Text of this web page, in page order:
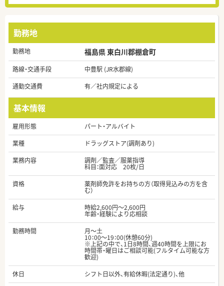
勤務地
勤務地 福島県 東白川郡棚倉町
路線・交通手段
中豊駅 (JR水郡線)
通勤交通費
有／社内規定による
基本情報
雇用形態
パート・アルバイト
業種
ドラッグストア(調剤あり)
業務内容
調剤／監査／服薬指導
科目：面対応 20枚/日
資格
薬剤師免許をお持ちの方（取得見込みの方を含
む）
給与
時給2,600円～2,600円
年齢・経験により応相談
勤務時間
月～土
10：00～19：00(休憩60分)
※上記の中で、1日8時間、週40時間を上限にお
時間帯・曜日はご相談可能(フルタイム可能な方
歓迎)
休日
シフト日以外、有給休暇(法定通り)、他